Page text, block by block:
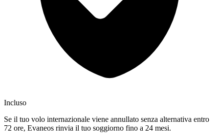
Incluso
Se il tuo volo internazionale viene annullato senza alternativa entro
72 ore, Evaneos rinvia il tuo soggiorno fino a 24 mesi.